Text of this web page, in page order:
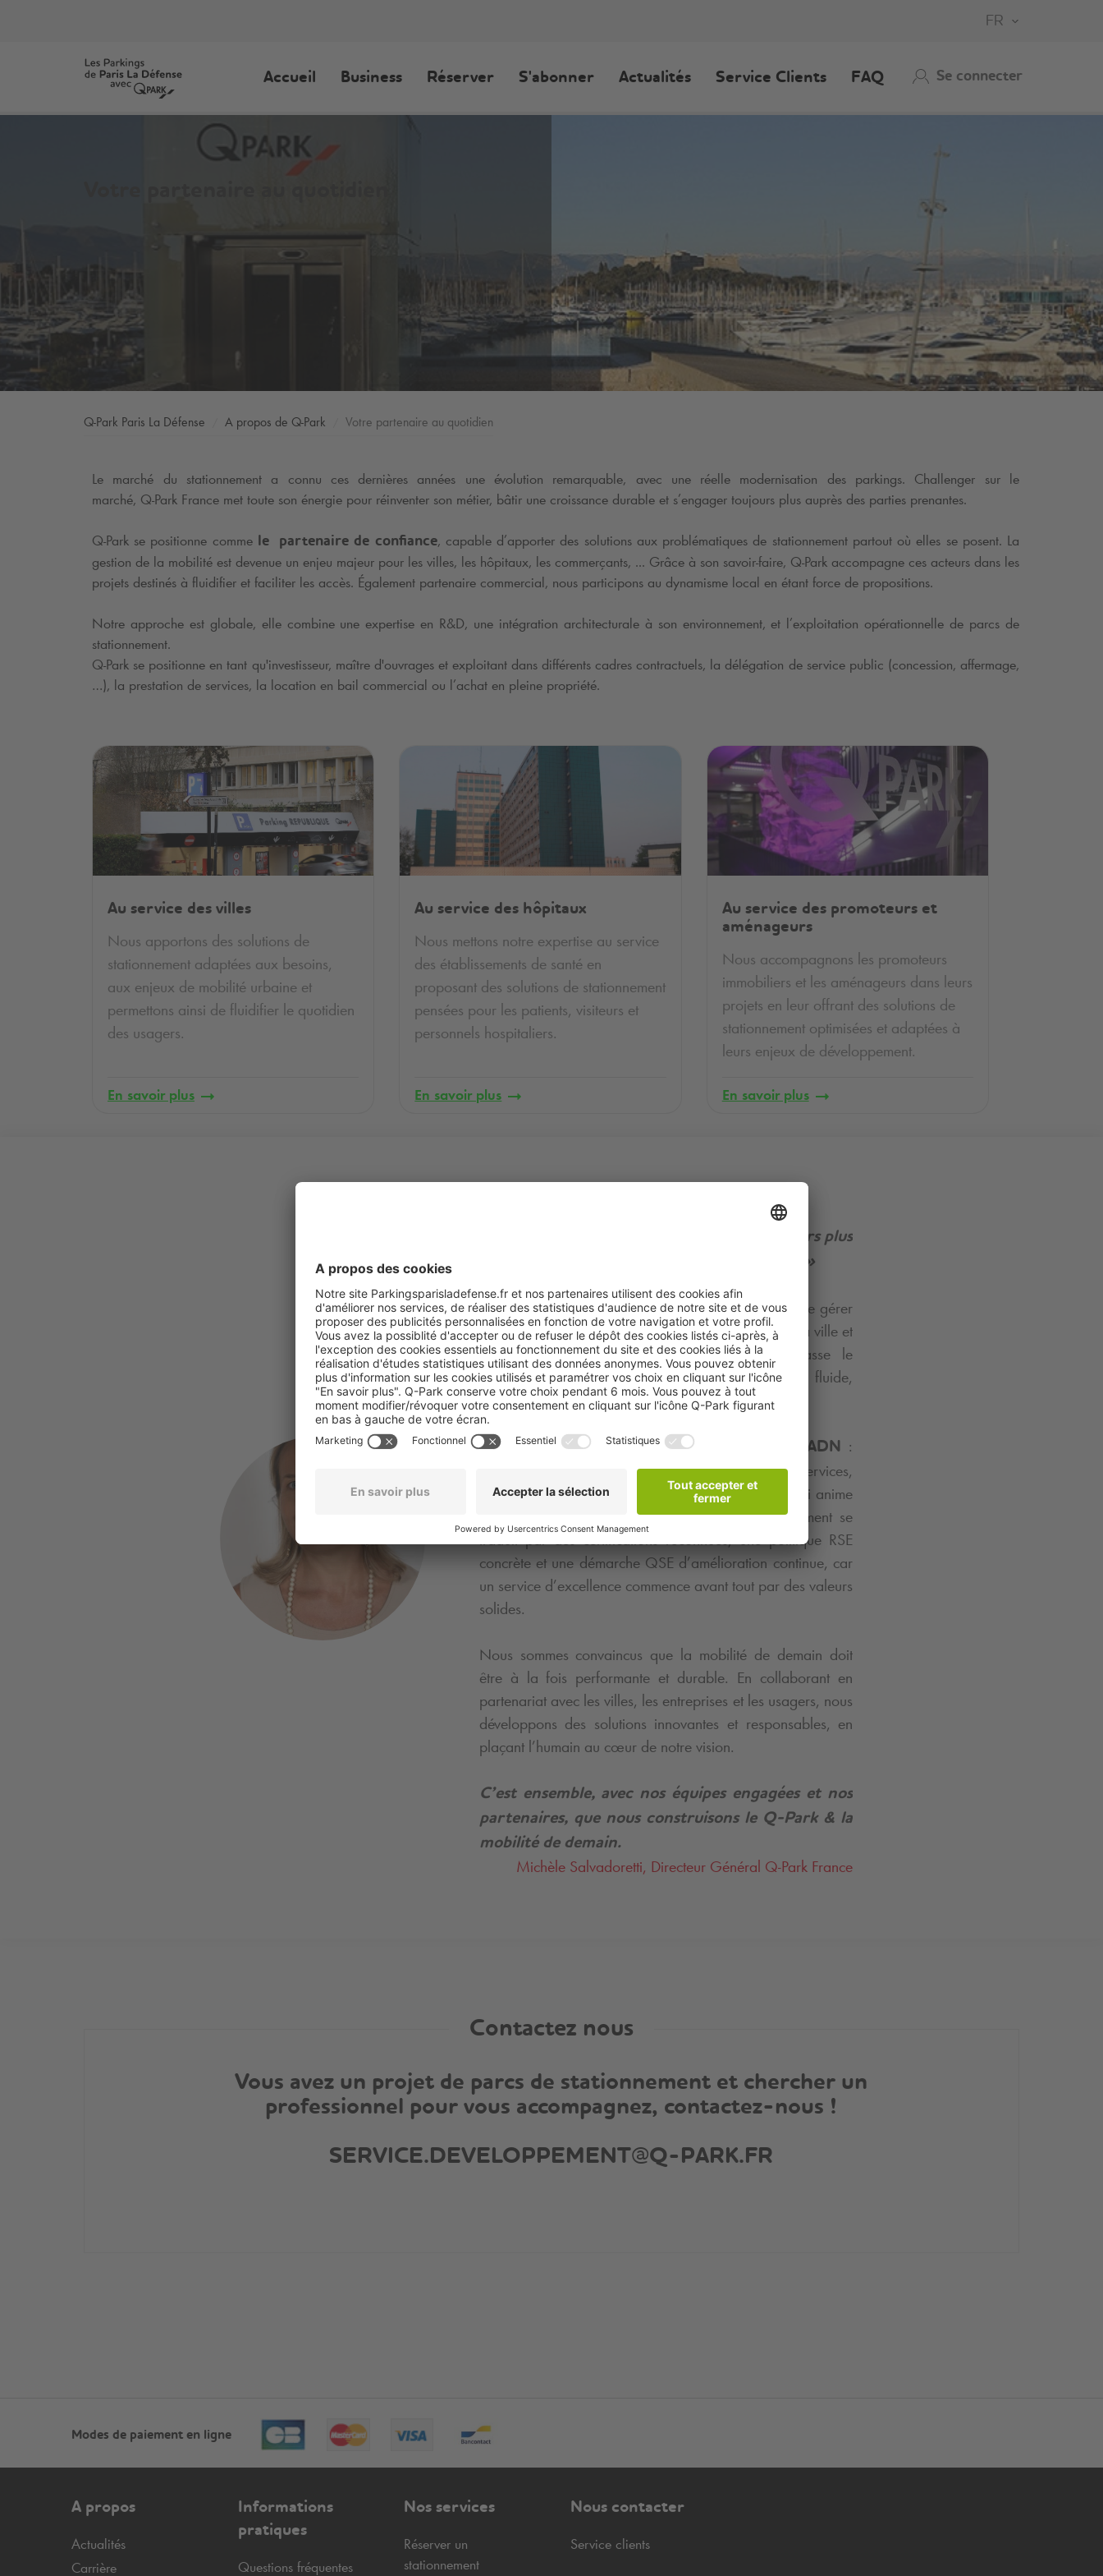
FR
Accueil Business Réserver S'abonner Actualités Service Clients FAQ Se connecter
Q-Park Paris La Défense A propos de Q-Park Votre partenaire au quotidien
Le marché du stationnement a connu ces dernières années une évolution remarquable, avec une réelle modernisation des parkings. Challenger sur le
marché, Q-Park France met toute son énergie pour réinventer son métier, bâtir une croissance durable et s’engager toujours plus auprès des parties prenantes.
Q-Park se positionne comme le partenaire de confiance, capable d’apporter des solutions aux problématiques de stationnement partout où elles se posent. La
gestion de la mobilité est devenue un enjeu majeur pour les villes, les hôpitaux, les commerçants, ... Grâce à son savoir-faire, Q-Park accompagne ces acteurs dans les
projets destinés à fluidifier et faciliter les accès. Également partenaire commercial, nous participons au dynamisme local en étant force de propositions.
Notre approche est globale, elle combine une expertise en R&D, une intégration architecturale à son environnement, et l’exploitation opérationnelle de parcs de
stationnement.
Q-Park se positionne en tant qu'investisseur, maître d'ouvrages et exploitant dans différents cadres contractuels, la délégation de service public (concession, affermage,
…), la prestation de services, la location en bail commercial ou l’achat en pleine propriété.
Au service des villes
Nous apportons des solutions de
stationnement adaptées aux besoins,
aux enjeux de mobilité urbaine et
permettons ainsi de fluidifier le quotidien
des usagers.
En savoir plus
Au service des hôpitaux
Nous mettons notre expertise au service
des établissements de santé en
proposant des solutions de stationnement
pensées pour les patients, visiteurs et
personnels hospitaliers.
En savoir plus
Au service des promoteurs et
aménageurs
Nous accompagnons les promoteurs
immobiliers et les aménageurs dans leurs
projets en leur offrant des solutions de
stationnement optimisées et adaptées à
leurs enjeux de développement.
En savoir plus
« Réinventer notre métier pour créer toujours plus
»
ChezQ-ParkFrance, nous ne nous contentons pas de gérer
des parkings : nous créons des lieux qui améliorent la ville et
le quotidien des usagers. Notre ambition dépasse le
stationnement : nous façonnons une expérience fluide,
sécurisée et responsable, où chaque détail compte.
Notre différence ? Elle repose sur notre ADN :
"L’intérieur se voit de l’extérieur". La qualité de nos services,
l’exigence que nous nous imposons et la passion qui anime
nos équipes font la force deQ-Park. Cet engagement se
traduit par des certifications reconnues, une politique RSE
concrète et une démarche QSE d’amélioration continue, car
un service d’excellence commence avant tout par des valeurs
solides.
Nous sommes convaincus que la mobilité de demain doit
être à la fois performante et durable. En collaborant en
partenariat avec les villes, les entreprises et les usagers, nous
développons des solutions innovantes et responsables, en
plaçant l’humain au cœur de notre vision.
C’est ensemble, avec nos équipes engagées et nos
partenaires, que nous construisons le Q-Park& la
mobilité de demain.
Michèle Salvadoretti, Directeur Général Q-Park France
Contactez nous
Vous avez un projet de parcs de stationnement et chercher un
professionnel pour vous accompagnez, contactez-nous !
SERVICE.DEVELOPPEMENT@Q-PARK.FR
Modes de paiement en ligne
A propos
Actualités
Carrière
Informations
pratiques
Questions fréquentes
Nos services
Réserver un
stationnement
Nous contacter
Service clients